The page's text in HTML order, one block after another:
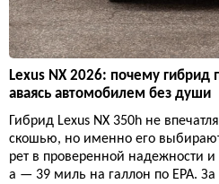
Lexus NX 2026: почему
аваясь автомобилем без души
Гибрид Lexus NX 350h не
скошью, но именно его
рет в проверенной надежности
а — 39 миль на галлон по EPA.